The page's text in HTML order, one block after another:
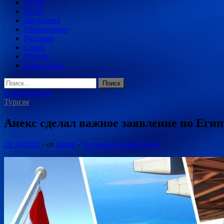
Детям
Игры
Медицина
Образование
Питание
Спорт
Туризм
Карта сайта
Найти:
Главное меню
Туризм
Анекс сделал важное заявление по
29.10.2021 - от admin - Оставьте комментарий